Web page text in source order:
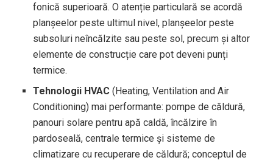
fonică superioară. O atenție particulară se acordă
planșeelor peste ultimul nivel, planșeelor peste
subsoluri neîncălzite sau peste sol, precum și altor
elemente de construcție care pot deveni punți
termice.
Tehnologii HVAC (Heating, Ventilation and Air
Conditioning) mai performante: pompe de căldură,
panouri solare pentru apă caldă, încălzire în
pardoseală, centrale termice și sisteme de
climatizare cu recuperare de căldură; conceptul de